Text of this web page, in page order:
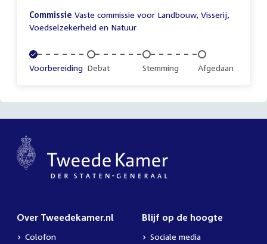
Commissie Vaste commissie voor Landbouw, Visserij,
Voedselzekerheid en Natuur
Voltooid:
Voorbereiding Onvoltooid:
Debat Onvoltooid:
Stemming Onvoltooid:
Afgedaan
Over Tweedekamer.nl
Colofon
Blijf op de hoogte
Sociale media